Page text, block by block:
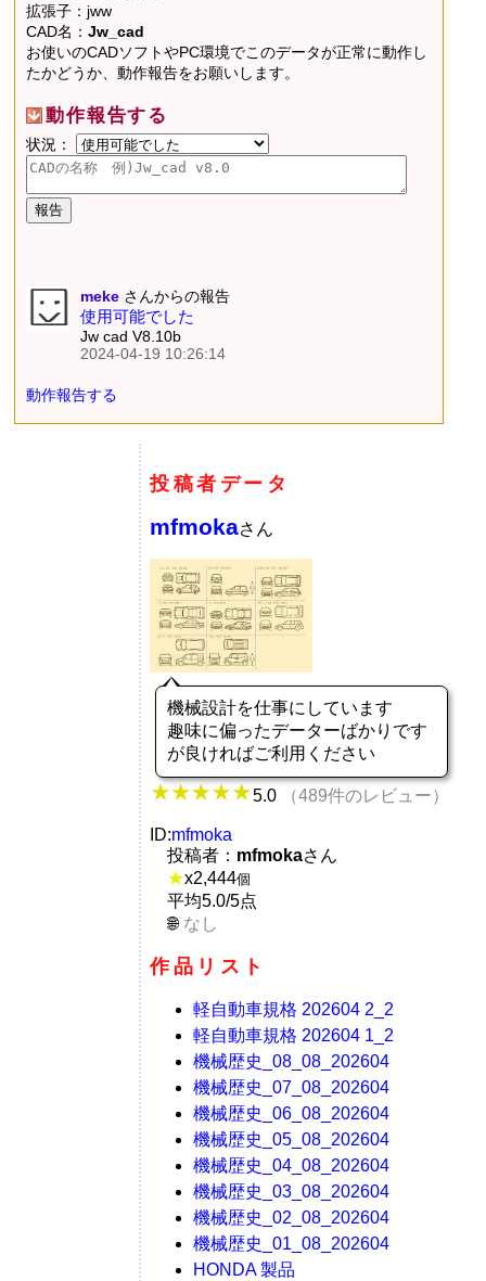
拡張子：jww
CAD名：Jw_cad
お使いのCADソフトやPC環境でこのデータが正常に動作し
たかどうか、動作報告をお願いします。
動作報告する
状況：
meke さんからの報告
使用可能でした
Jw cad V8.10b
2024-04-19 10:26:14
動作報告する
投稿者データ
mfmokaさん
機械設計を仕事にしています
趣味に偏ったデーターばかりです
が良ければご利用ください
5.0 （489件のレビュー）
ID:mfmoka
投稿者： mfmokaさん
★x2,444個
平均5.0/5点
なし
作品リスト
軽自動車規格 202604 2_2
軽自動車規格 202604 1_2
機械歴史_08_08_202604
機械歴史_07_08_202604
機械歴史_06_08_202604
機械歴史_05_08_202604
機械歴史_04_08_202604
機械歴史_03_08_202604
機械歴史_02_08_202604
機械歴史_01_08_202604
HONDA 製品